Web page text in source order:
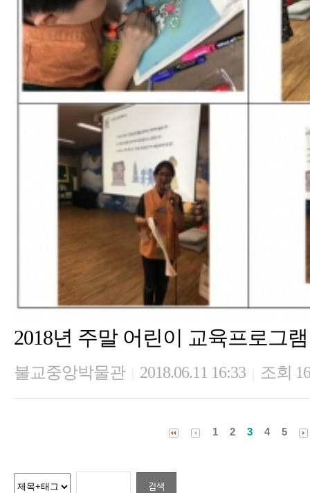
2018년 주말 어린이 교육프로그
불교중앙박물관 2018.06.11 16:33 조회
1 2 3 4 5